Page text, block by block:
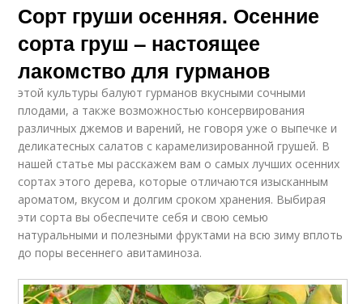
Сорт груши осенняя. Осенние
сорта груш – настоящее
лакомство для гурманов
этой культуры балуют гурманов вкусными сочными
плодами, а также возможностью консервирования
различных джемов и варений, не говоря уже о выпечке и
деликатесных салатов с карамелизированной грушей. В
нашей статье мы расскажем вам о самых лучших осенних
сортах этого дерева, которые отличаются изысканным
ароматом, вкусом и долгим сроком хранения. Выбирая
эти сорта вы обеспечите себя и свою семью
натуральными и полезными фруктами на всю зиму вплоть
до поры весеннего авитаминоза.